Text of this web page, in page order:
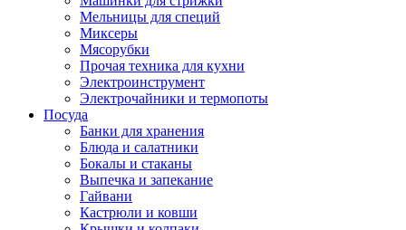
Мельницы для специй
Миксеры
Мясорубки
Прочая техника для кухни
Электроинструмент
Электрочайники и термопоты
Посуда
Банки для хранения
Блюда и салатники
Бокалы и стаканы
Выпечка и запекание
Гайвани
Кастрюли и ковши